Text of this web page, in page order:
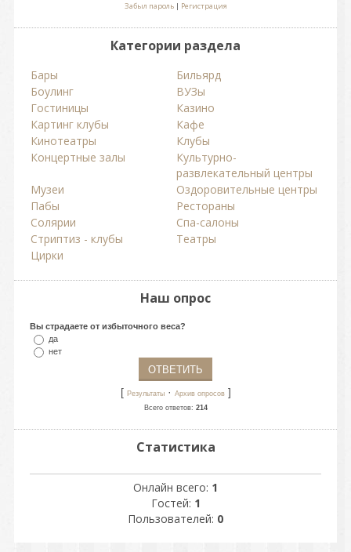
Забыл пароль| Регистрация
Категории раздела
Бары
Бильярд
Боулинг
ВУЗы
Гостиницы
Казино
Картинг клубы
Кафе
Кинотеатры
Клубы
Концертные залы
Культурно-
развлекательный центры
Музеи
Оздоровительные центры
Пабы
Рестораны
Солярии
Спа-салоны
Стриптиз - клубы
Театры
Цирки
Наш опрос
Вы страдаете от избыточного веса?
да
нет
[ Результаты· Архив опросов]
Всего ответов: 214
Статистика
Онлайн всего: 1
Гостей: 1
Пользователей: 0